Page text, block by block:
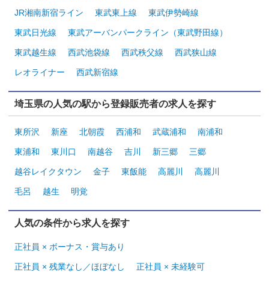
JR湘南新宿ライン 東武東上線 東武伊勢崎線
東武日光線 東武アーバンパークライン（東武野田線）
東武越生線 西武池袋線 西武秩父線 西武狭山線
レオライナー 西武新宿線
埼玉県の人気の駅から登録販売者の求人を探す
東所沢 新座 北朝霞 西浦和 武蔵浦和 南浦和
東浦和 東川口 南越谷 吉川 新三郷 三郷
越谷レイクタウン 金子 東飯能 高麗川 高麗川
毛呂 越生 明覚
人気の条件から求人を探す
正社員 × ボーナス・賞与あり
正社員 × 残業なし／ほぼなし 正社員 × 未経験可